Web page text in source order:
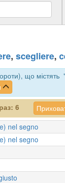
, scegliere,
що містять
6
nel segno
nel segno